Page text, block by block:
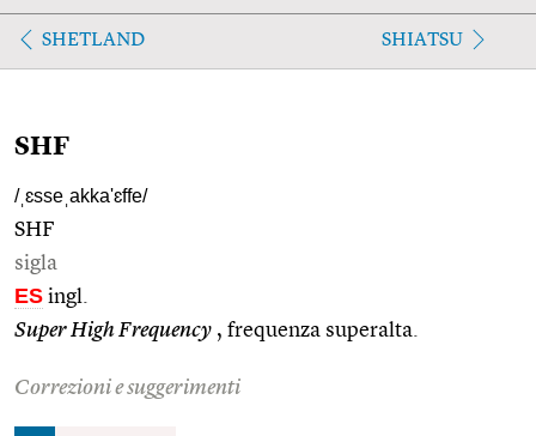
SHETLAND SHIATSU
SHF
/ˌɛsseˌakka'ɛffe/
SHF
sigla
ES ingl.
Super High Frequency , frequenza superalta.
Correzioni e suggerimenti